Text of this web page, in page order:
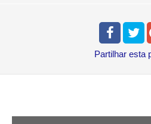
Partilhar esta